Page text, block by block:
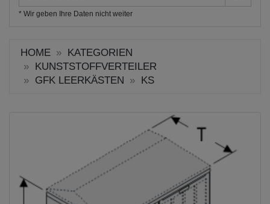
Mail
Adresse
* Wir geben Ihre Daten nicht weiter
HOME
KATEGORIEN
KUNSTSTOFFVERTEILER
GFK LEERKÄSTEN
KS